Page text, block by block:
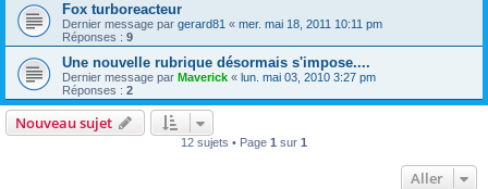
Fox turboreacteur
Dernier message par gerard81 « mer. mai 18, 2011 10:11 pm
Réponses : 9
Une nouvelle rubrique désormais s'impose....
Dernier message par Maverick « lun. mai 03, 2010 3:27 pm
Réponses : 2
Nouveau sujet
12 sujets • Page 1 sur 1
Aller